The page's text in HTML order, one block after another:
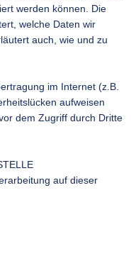
werden können. Die
welche Daten wir
auch, wie und zu
im Internet (z.B.
aufweisen
dem Zugriff durch Dritte
auf dieser